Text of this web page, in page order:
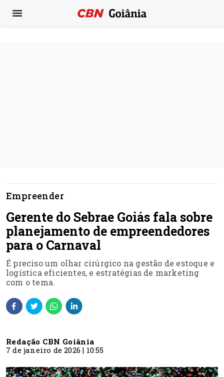
Empreender
Gerente do Sebrae Goiás fala sobre
planejamento de empreendedores
para o Carnaval
É preciso um olhar cirúrgico na gestão de estoque e
logística eficientes, e estratégias de marketing
com o tema.
Redação CBN Goiânia
7 de janeiro de 2026 | 10:55